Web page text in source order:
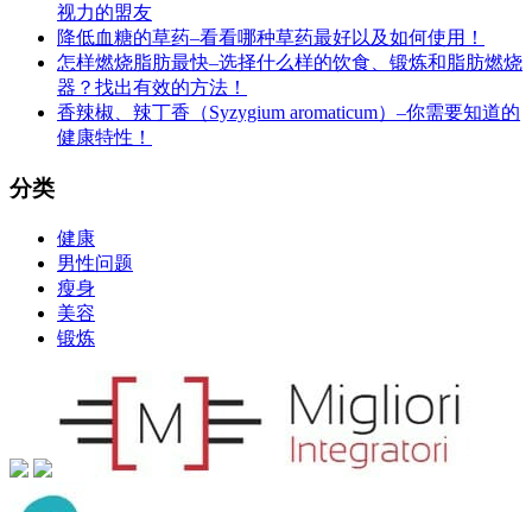
视力的盟友
降低血糖的草药–看看哪种草药最好以及如何使用！
怎样燃烧脂肪最快–选择什么样的饮食、锻炼和脂肪燃烧
器？找出有效的方法！
香辣椒、辣丁香（Syzygium aromaticum）–你需要知道的
健康特性！
分类
健康
男性问题
瘦身
美容
锻炼